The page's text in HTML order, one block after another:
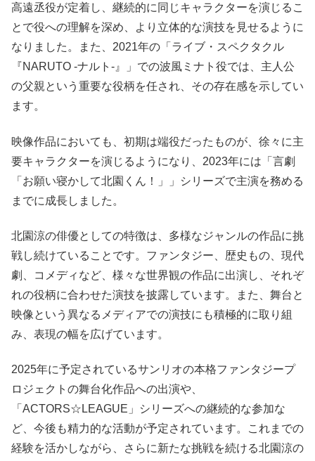
高遠丞役が定着し、継続的に同じキャラクターを演じるこ
とで役への理解を深め、より立体的な演技を見せるように
なりました。また、2021年の「ライブ・スペクタクル
『NARUTO -ナルト-』」での波風ミナト役では、主人公
の父親という重要な役柄を任され、その存在感を示してい
ます。
映像作品においても、初期は端役だったものが、徐々に主
要キャラクターを演じるようになり、2023年には「言劇
「お願い寝かして北園くん！」」シリーズで主演を務める
までに成長しました。
北園涼の俳優としての特徴は、多様なジャンルの作品に挑
戦し続けていることです。ファンタジー、歴史もの、現代
劇、コメディなど、様々な世界観の作品に出演し、それぞ
れの役柄に合わせた演技を披露しています。また、舞台と
映像という異なるメディアでの演技にも積極的に取り組
み、表現の幅を広げています。
2025年に予定されているサンリオの本格ファンタジープ
ロジェクトの舞台化作品への出演や、
「ACTORS☆LEAGUE」シリーズへの継続的な参加な
ど、今後も精力的な活動が予定されています。これまでの
経験を活かしながら、さらに新たな挑戦を続ける北園涼の